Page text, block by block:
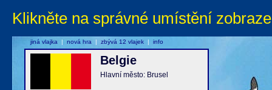
Klikněte na správné umístění
Belgie
Hlavní město: Brusel
jiná vlajka | nová hra | zbývá 12 vlajek | info